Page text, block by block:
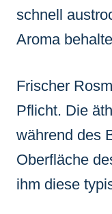
schnell
Aroma
Frischer
Pflicht. Die
während des
Oberfläche
ihm diese